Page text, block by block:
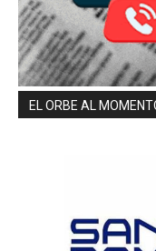
EL ORBE AL